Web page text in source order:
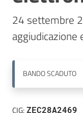
24 settembre
BANDOSCADUTO
CIG:ZEC28A2469